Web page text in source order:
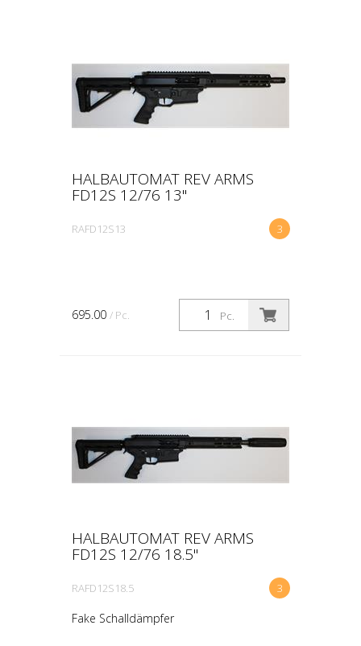
HALBAUTOMAT REV ARMS
FD12S 12/76 13"
3
RAFD12S13
Pc.
695.00 / Pc.
HALBAUTOMAT REV ARMS
FD12S 12/76 18.5"
3
RAFD12S18.5
Fake Schalldämpfer